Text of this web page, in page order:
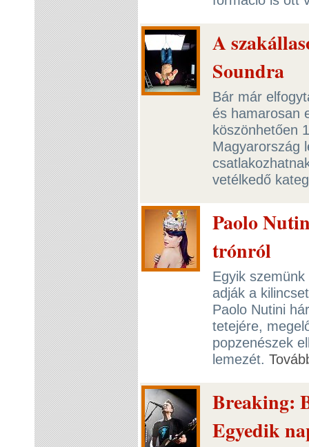
A
Soundra
Bár már
és hamarosan
köszönhetően
Magyarország
vetélkedő
Paolo
trónról
Egyik
adják a
Paolo Nutini
tetejére,
popzenészek
lemezét.
Breaking:
Egyedik